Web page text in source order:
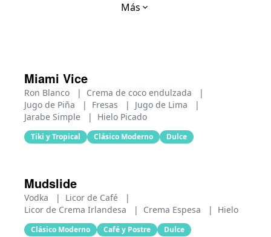
Más
Miami Vice
Ron Blanco | Crema de coco endulzada
|
Jugo de Piña
| Fresas | Jugo de Lima
|
Jarabe Simple
| Hielo Picado
Tiki y Tropical Clásico Moderno Dulce
Mudslide
Vodka | Licor de Café
|
Licor de Crema Irlandesa
| Crema Espesa | Hielo
Clásico Moderno Café y Postre Dulce